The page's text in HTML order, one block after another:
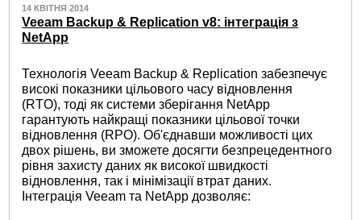
14 КВІТНЯ 2014
Veeam Backup & Replication v8: інтеграція з
NetApp
Технологія Veeam Backup & Replication забезпечує
високі показники цільового часу відновлення
(RTO), тоді як системи зберігання NetApp
гарантують найкращі показники цільової точки
відновлення (RPO). Об'єднавши можливості цих
двох рішень, ви зможете досягти безпрецедентного
рівня захисту даних як високої швидкості
відновлення, так і мінімізації втрат даних.
Інтеграція Veeam та NetApp дозволяє: